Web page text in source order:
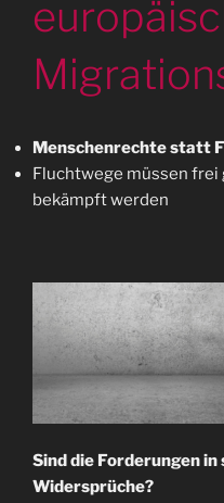
Menschenrechte statt
Fluchtwege müssen frei
bekämpft werden
Sind die Forderungen
Widersprüche?